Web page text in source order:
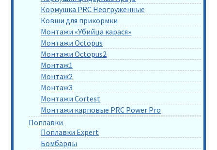
Кормушка PRC Неогруженные
Ковши для прикормки
Монтажи «Убийца карася»
Монтажи Octopus
Монтажи Octopus2
Монтаж1
Монтаж2
Монтаж3
Монтажи Cortest
Монтажи карповые PRC Power Pro
Поплавки
Поплавки Expert
Бомбарды